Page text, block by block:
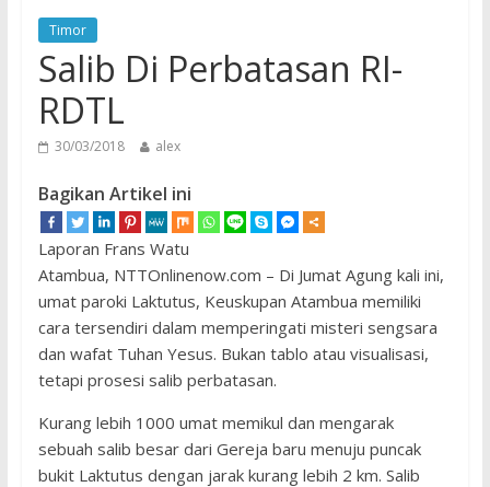
Timor
Salib Di Perbatasan RI-
RDTL
30/03/2018 alex
Bagikan Artikel ini
Laporan Frans Watu
Atambua, NTTOnlinenow.com – Di Jumat Agung kali ini,
umat paroki Laktutus, Keuskupan Atambua memiliki
cara tersendiri dalam memperingati misteri sengsara
dan wafat Tuhan Yesus. Bukan tablo atau visualisasi,
tetapi prosesi salib perbatasan.
Kurang lebih 1000 umat memikul dan mengarak
sebuah salib besar dari Gereja baru menuju puncak
bukit Laktutus dengan jarak kurang lebih 2 km. Salib